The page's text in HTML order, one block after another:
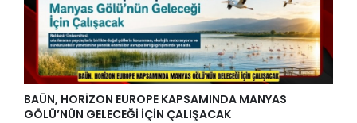
BAÜN, HORİZON EUROPE KAPSAMINDA MANYAS
GÖLÜ’NÜN GELECEĞİ İÇİN ÇALIŞACAK